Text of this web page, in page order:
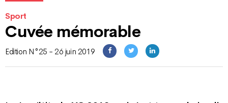
Sport
Cuvée mémorable
Edition N°25 - 26 juin 2019